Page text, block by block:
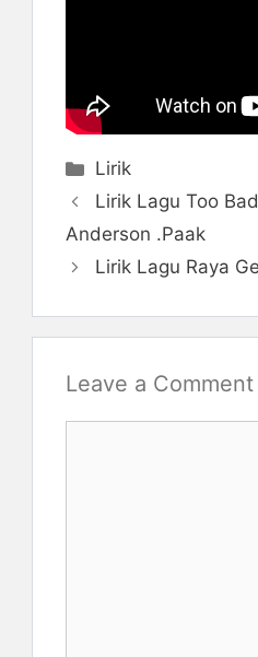
Categories
Lirik
Lirik Lagu Too
Anderson .Paak
Lirik Lagu Raya
Leave a Comment